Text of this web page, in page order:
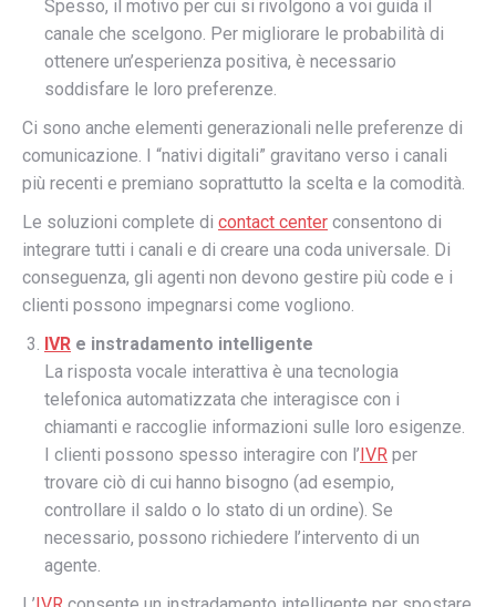
Spesso, il motivo per cui si rivolgono a voi guida il
canale che scelgono. Per migliorare le probabilità di
ottenere un’esperienza positiva, è necessario
soddisfare le loro preferenze.
Ci sono anche elementi generazionali nelle preferenze di
comunicazione. I “nativi digitali” gravitano verso i canali
più recenti e premiano soprattutto la scelta e la comodità.
Le soluzioni complete di contact center consentono di
integrare tutti i canali e di creare una coda universale. Di
conseguenza, gli agenti non devono gestire più code e i
clienti possono impegnarsi come vogliono.
IVR e instradamento intelligente
La risposta vocale interattiva è una tecnologia
telefonica automatizzata che interagisce con i
chiamanti e raccoglie informazioni sulle loro esigenze.
I clienti possono spesso interagire con l’IVR per
trovare ciò di cui hanno bisogno (ad esempio,
controllare il saldo o lo stato di un ordine). Se
necessario, possono richiedere l’intervento di un
agente.